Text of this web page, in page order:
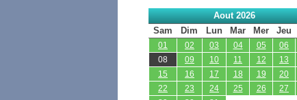
Aout 2026
Sam
Dim Lun Mar Mer Jeu
01 02 03 04 05 06
08
09 10 11 12 13
15
16 17 18 19 20
22
23 24 25 26 27